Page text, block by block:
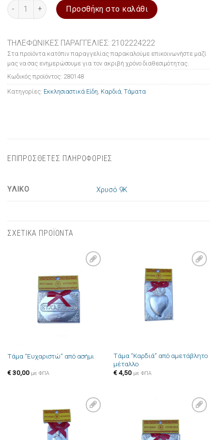
Τάμα "Καρδιά" χρυσό 9Κ ποσότητα
Προσθήκη στο καλάθι
ΤΗΛΕΦΩΝΙΚΕΣ ΠΑΡΑΓΓΕΛΙΕΣ: 2102224222
Στα προϊόντα κατόπιν παραγγελίας παρακαλούμε επικοινωνήστε μαζί
μας να σας ενημερώσουμε για τον ακριβή χρόνο διαθεσιμότητας.
Κωδικός προϊόντος: 280148
Κατηγορίες: Εκκλησιαστικά Είδη Καρδιά Τάματα
ΕΠΙΠΡΟΣΘΕΤΕΣ ΠΛΗΡΟΦΟΡΙΕΣ
ΥΛΙΚΟ Χρυσό 9Κ
ΣΧΕΤΙΚΑ ΠΡΟΪΟΝΤΑ
στην λίστα
επιθυμιών
Τάμα “Ευχαριστώ” από ασήμι
€30,00 με ΦΠΑ
Τάμα “Καρδιά” από αμετάβλητο
μέταλλο
€4,50 με ΦΠΑ
Πρόσθήκη
στην λίστα
επιθυμιών